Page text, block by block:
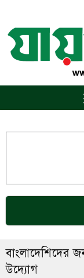
content
বাংলাদেশিদের
উদ্যোগ